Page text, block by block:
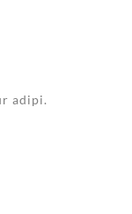
adipi.